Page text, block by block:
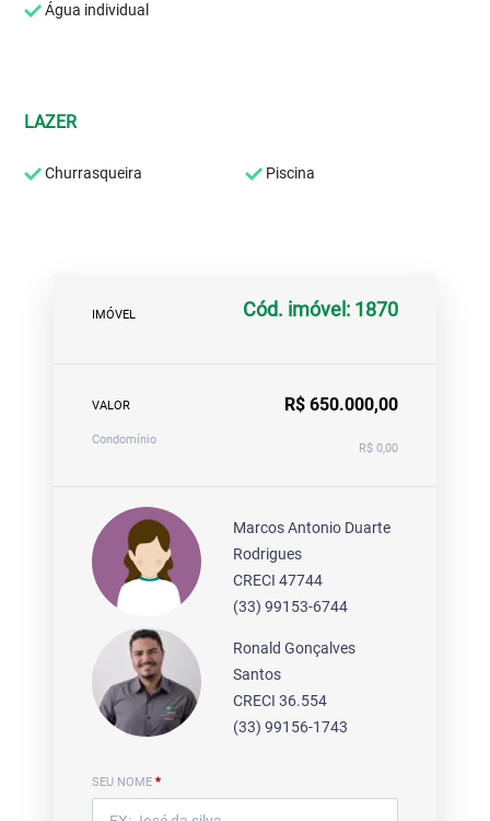
Água individual
LAZER
Churrasqueira Piscina
IMÓVEL Cód. imóvel: 1870
VALOR R$ 650.000,00
Condomínio
R$ 0,00
Marcos Antonio Duarte
Rodrigues
CRECI 47744
(33) 99153-6744
Ronald Gonçalves
Santos
CRECI 36.554
(33) 99156-1743
SEU NOME *